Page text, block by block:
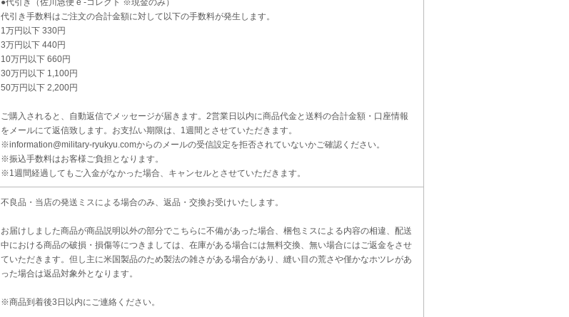
●代引き（佐川急便 e -コレクト ※現金のみ）
代引き手数料はご注文の合計金額に対して以下の手数料が発生します。
1万円以下 330円
3万円以下 440円
10万円以下 660円
30万円以下 1,100円
50万円以下 2,200円
ご購入されると、自動返信でメッセージが届きます。2営業日以内に商品代金と送料の合計金額・口座情報
をメールにて返信致します。お支払い期限は、1週間とさせていただきます。
※information@military-ryukyu.comからのメールの受信設定を拒否されていないかご確認ください。
※振込手数料はお客様ご負担となります。
※1週間経過してもご入金がなかった場合、キャンセルとさせていただきます。
不良品・当店の発送ミスによる場合のみ、返品・交換お受けいたします。
お届けしました商品が商品説明以外の部分でこちらに不備があった場合、梱包ミスによる内容の相違、配送
中における商品の破損・損傷等につきましては、在庫がある場合には無料交換、無い場合にはご返金をさせ
ていただきます。但し主に米国製品のため製法の雑さがある場合があり、縫い目の荒さや僅かなホツレがあ
った場合は返品対象外となります。
※商品到着後3日以内にご連絡ください。